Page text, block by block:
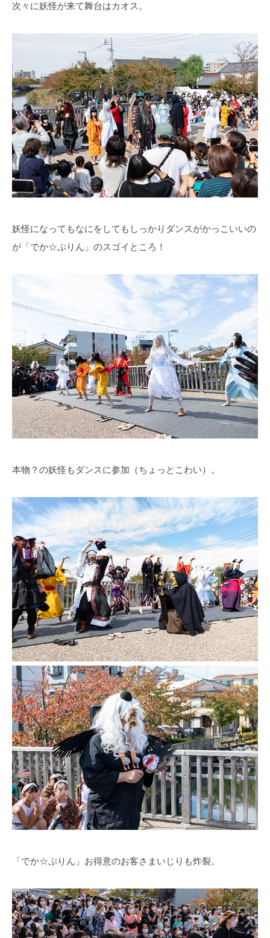
次々に妖怪が来て舞台はカオス。
妖怪になってもなにをしてもしっかりダンスがかっこいいの
が「でか☆ぷりん」のスゴイところ！
本物？の妖怪もダンスに参加（ちょっとこわい）。
「でか☆ぷりん」お得意のお客さまいじりも炸裂。